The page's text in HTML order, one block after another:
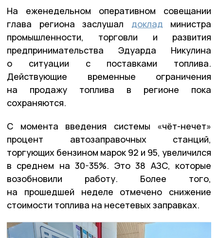
На еженедельном оперативном совещании
глава региона заслушал доклад министра
промышленности, торговли и развития
предпринимательства Эдуарда Никулина
о ситуации с поставками топлива.
Действующие временные ограничения
на продажу топлива в регионе пока
сохраняются.
С момента введения системы «чёт-нечет»
процент автозаправочных станций,
торгующих бензином марок 92 и 95, увеличился
в среднем на 30-35%. Это 38 АЗС, которые
возобновили работу. Более того,
на прошедшей неделе отмечено снижение
стоимости топлива на несетевых заправках.